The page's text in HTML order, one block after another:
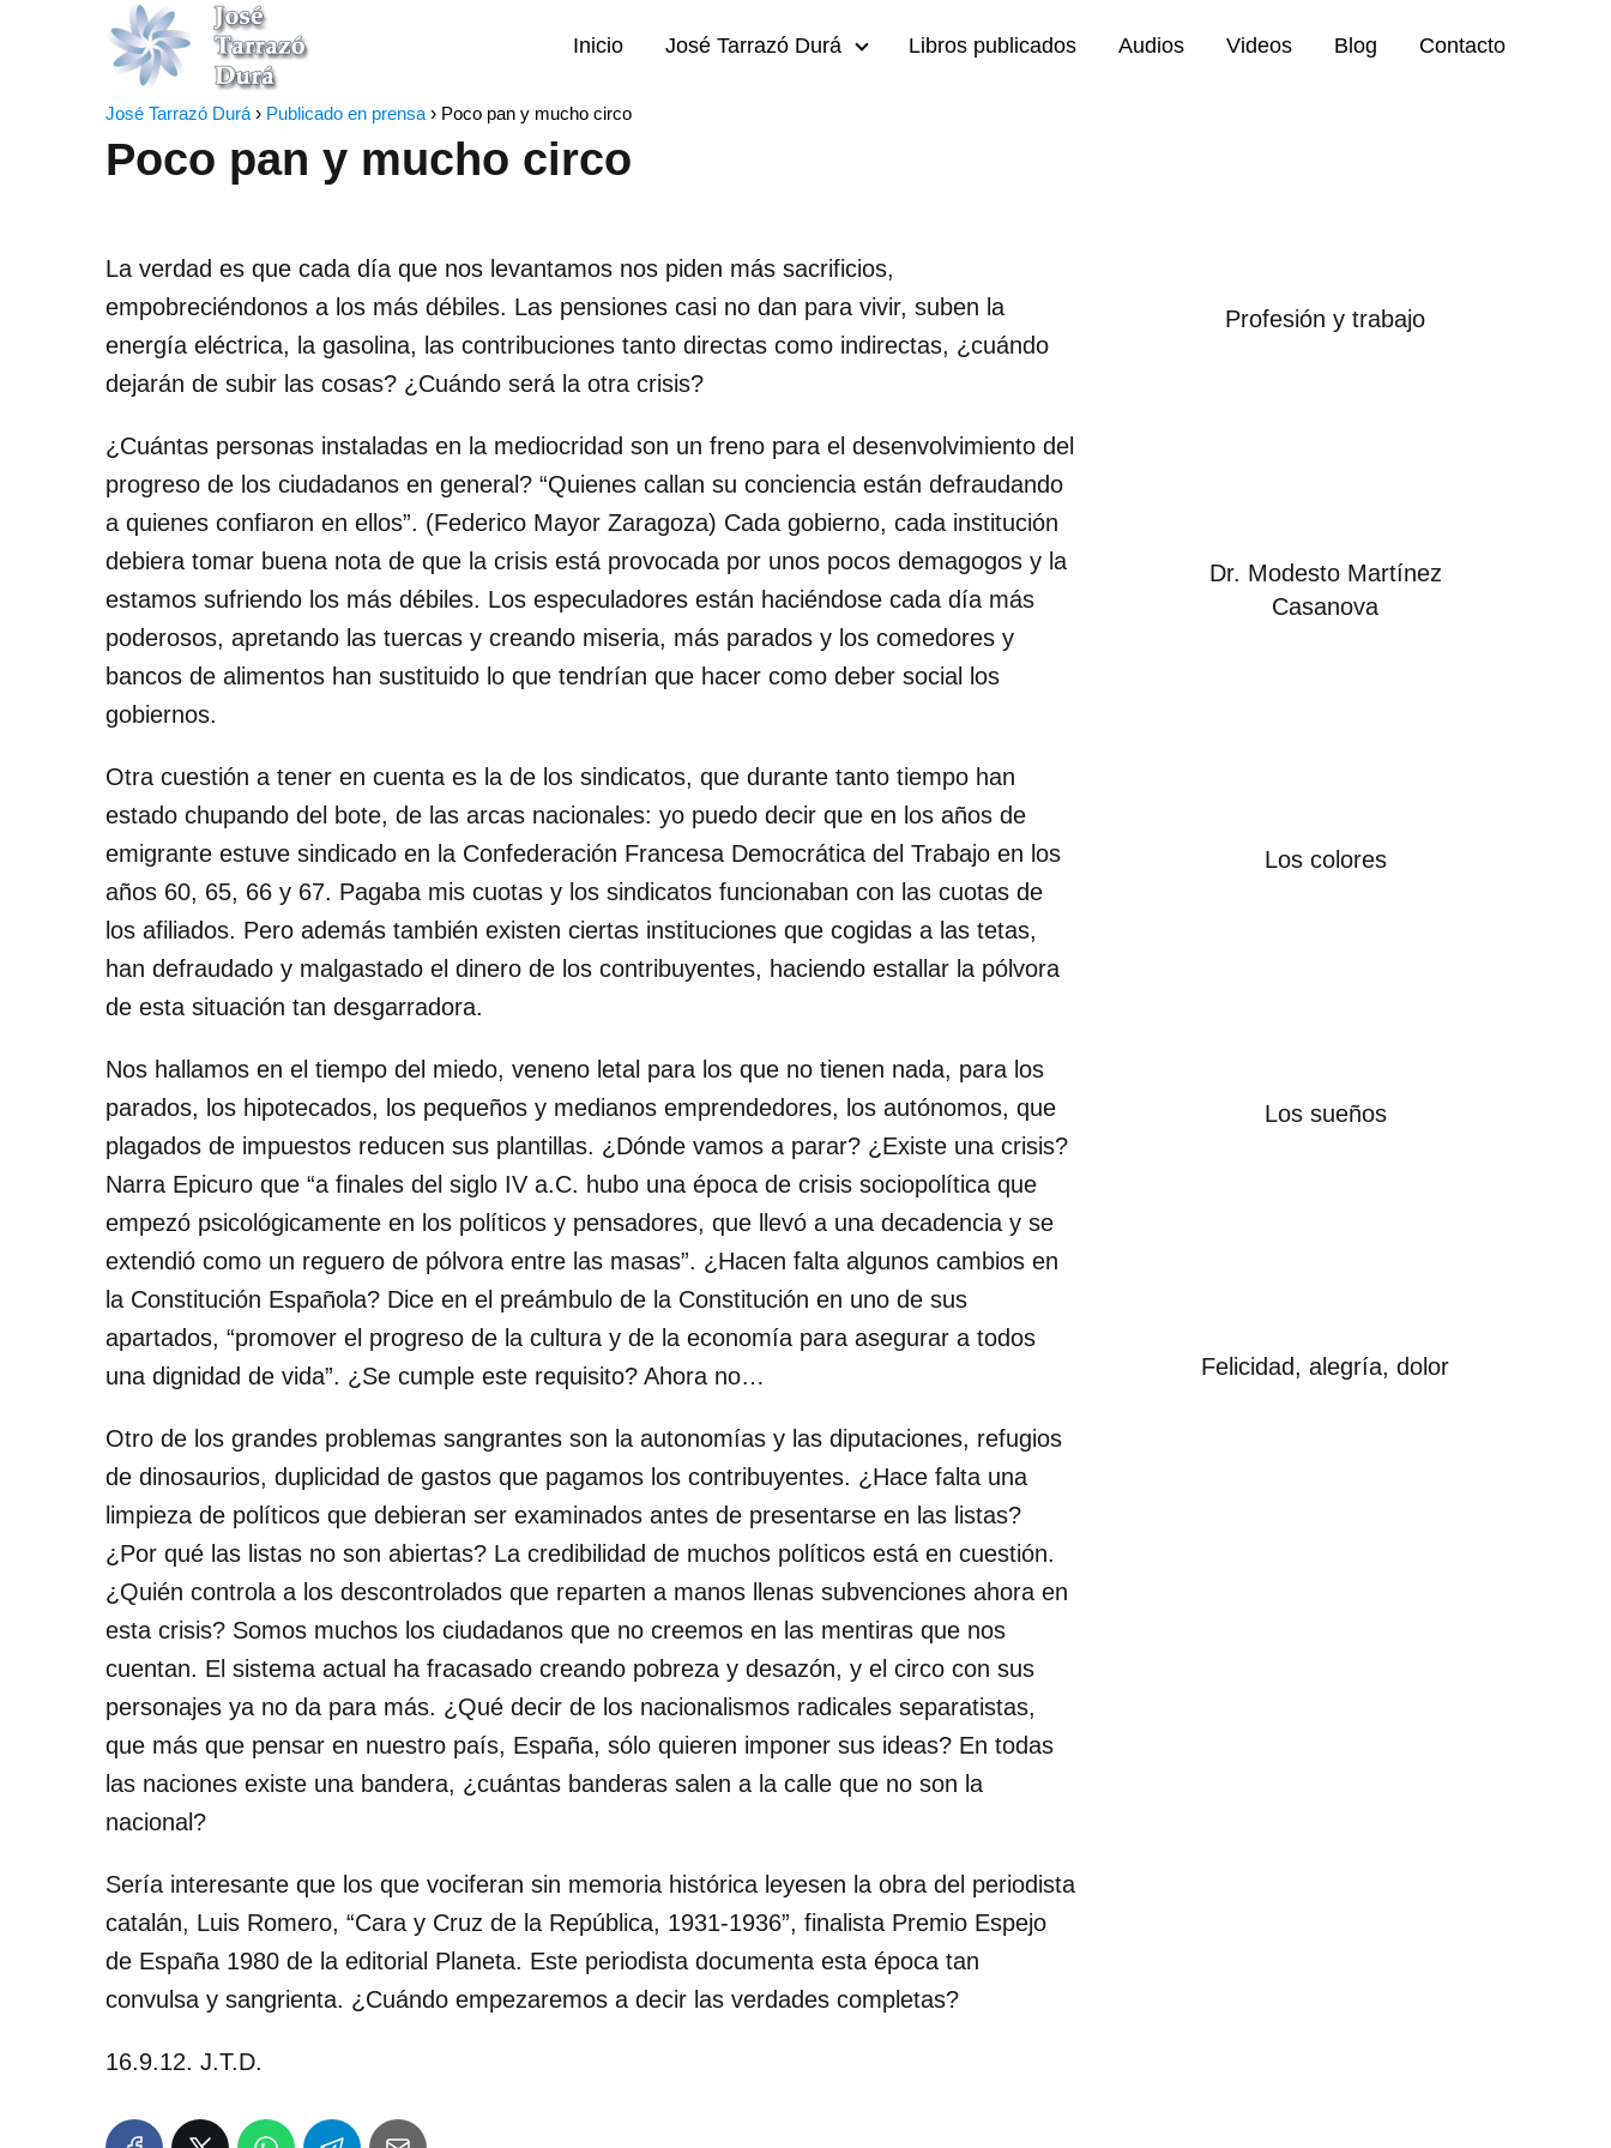
Inicio José Tarrazó Durá Libros publicados Audios Videos Blog Contacto
José Tarrazó Durá Publicado en prensa Poco pan y mucho circo
Poco pan y mucho circo
La verdad es que cada día que nos levantamos nos piden más sacrificios,
empobreciéndonos a los más débiles. Las pensiones casi no dan para vivir, suben la
energía eléctrica, la gasolina, las contribuciones tanto directas como indirectas, ¿cuándo
dejarán de subir las cosas? ¿Cuándo será la otra crisis?
¿Cuántas personas instaladas en la mediocridad son un freno para el desenvolvimiento del
progreso de los ciudadanos en general? “Quienes callan su conciencia están defraudando
a quienes confiaron en ellos”. (Federico Mayor Zaragoza) Cada gobierno, cada institución
debiera tomar buena nota de que la crisis está provocada por unos pocos demagogos y la
estamos sufriendo los más débiles. Los especuladores están haciéndose cada día más
poderosos, apretando las tuercas y creando miseria, más parados y los comedores y
bancos de alimentos han sustituido lo que tendrían que hacer como deber social los
gobiernos.
Otra cuestión a tener en cuenta es la de los sindicatos, que durante tanto tiempo han
estado chupando del bote, de las arcas nacionales: yo puedo decir que en los años de
emigrante estuve sindicado en la Confederación Francesa Democrática del Trabajo en los
años 60, 65, 66 y 67. Pagaba mis cuotas y los sindicatos funcionaban con las cuotas de
los afiliados. Pero además también existen ciertas instituciones que cogidas a las tetas,
han defraudado y malgastado el dinero de los contribuyentes, haciendo estallar la pólvora
de esta situación tan desgarradora.
Nos hallamos en el tiempo del miedo, veneno letal para los que no tienen nada, para los
parados, los hipotecados, los pequeños y medianos emprendedores, los autónomos, que
plagados de impuestos reducen sus plantillas. ¿Dónde vamos a parar? ¿Existe una crisis?
Narra Epicuro que “a finales del siglo IV a.C. hubo una época de crisis sociopolítica que
empezó psicológicamente en los políticos y pensadores, que llevó a una decadencia y se
extendió como un reguero de pólvora entre las masas”. ¿Hacen falta algunos cambios en
la Constitución Española? Dice en el preámbulo de la Constitución en uno de sus
apartados, “promover el progreso de la cultura y de la economía para asegurar a todos
una dignidad de vida”. ¿Se cumple este requisito? Ahora no…
Otro de los grandes problemas sangrantes son la autonomías y las diputaciones, refugios
de dinosaurios, duplicidad de gastos que pagamos los contribuyentes. ¿Hace falta una
limpieza de políticos que debieran ser examinados antes de presentarse en las listas?
¿Por qué las listas no son abiertas? La credibilidad de muchos políticos está en cuestión.
¿Quién controla a los descontrolados que reparten a manos llenas subvenciones ahora en
esta crisis? Somos muchos los ciudadanos que no creemos en las mentiras que nos
cuentan. El sistema actual ha fracasado creando pobreza y desazón, y el circo con sus
personajes ya no da para más. ¿Qué decir de los nacionalismos radicales separatistas,
que más que pensar en nuestro país, España, sólo quieren imponer sus ideas? En todas
las naciones existe una bandera, ¿cuántas banderas salen a la calle que no son la
nacional?
Sería interesante que los que vociferan sin memoria histórica leyesen la obra del periodista
catalán, Luis Romero, “Cara y Cruz de la República, 1931-1936”, finalista Premio Espejo
de España 1980 de la editorial Planeta. Este periodista documenta esta época tan
convulsa y sangrienta. ¿Cuándo empezaremos a decir las verdades completas?
16.9.12. J.T.D.
Profesión y trabajo
Dr. Modesto Martínez
Casanova
Los colores
Los sueños
Felicidad, alegría, dolor